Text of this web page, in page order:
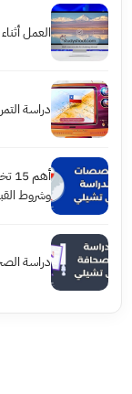
العمل
دراسة
وشروط
دراسة الصحافة